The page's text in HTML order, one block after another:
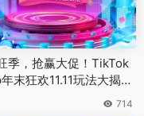
季，抢赢大促！TikTok
末狂欢11.11玩法大揭
714